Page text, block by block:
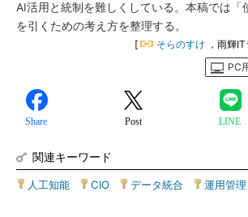
AI活用と統制を難しくしている。本稿では「
を引くための考え方を整理する。
[ そらのすけ ，雨輝
PC
Share Post LINE
関連キーワード
人工知能 CIO データ統合 運用管理